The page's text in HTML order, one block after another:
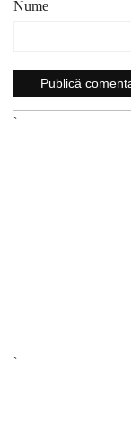
Nume
`
`